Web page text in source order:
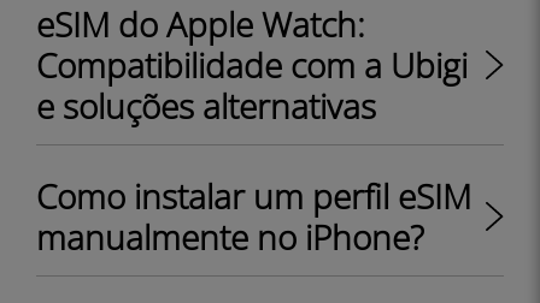
eSIM do Apple Watch:
Compatibilidade com a Ubigi
e soluções alternativas
Como instalar um perfil eSIM
manualmente no iPhone?